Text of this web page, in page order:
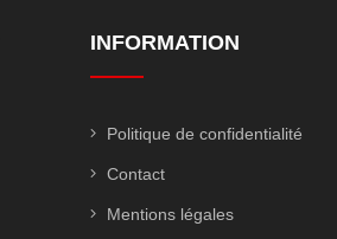
INFORMATION
Politique de confidentialité
Contact
Mentions légales